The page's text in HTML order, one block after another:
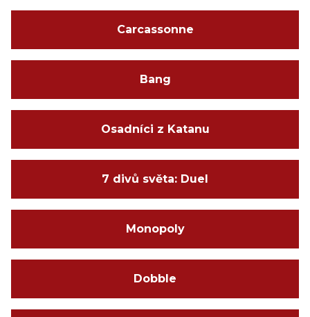
Carcassonne
Bang
Osadníci z Katanu
7 divů světa: Duel
Monopoly
Dobble